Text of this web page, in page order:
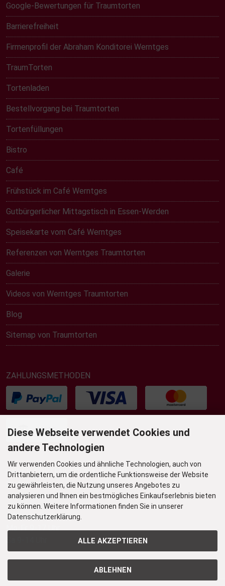
Google-Bewertungen für Traumtorten
Barrierefreiheit
Firmenprofil der Abraham Konditorei Werntges
TraumTorten
Tortenladen
Bestellvorgang bei Traumtorten
Tortenfüllungen
Bistro
Café
Frühstück im Café Werntges
Gutbürgerlicher Mittagstisch in Essen-Werden
Speisekarte vom Café Werntges
Referenzen von Werntges Traumtorten
Galerie
Videos von Werntges Traumtorten
Blog
Sitemap von Traumtorten
ZAHLUNGSMETHODEN
UNSER TORTENLADEN & BISTRO
Grafenstr. 36
45239 Essen-Werden
Öffnungszeiten
Diese Webseite verwendet Cookies und
andere Technologien
Wir verwenden Cookies und ähnliche Technologien, auch von
Drittanbietern, um die ordentliche Funktionsweise der Website
zu gewährleisten, die Nutzung unseres Angebotes zu
analysieren und Ihnen ein bestmögliches Einkaufserlebnis bieten
zu können. Weitere Informationen finden Sie in unserer
Datenschutzerklärung.
ALLE AKZEPTIEREN
ABLEHNEN